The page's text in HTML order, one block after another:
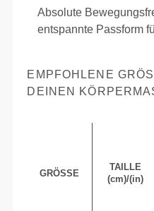
Absolute
entspannte Passform
EMPFOHLENE
EINEN
GRÖSSE
TAILLE
(cm)/(in)